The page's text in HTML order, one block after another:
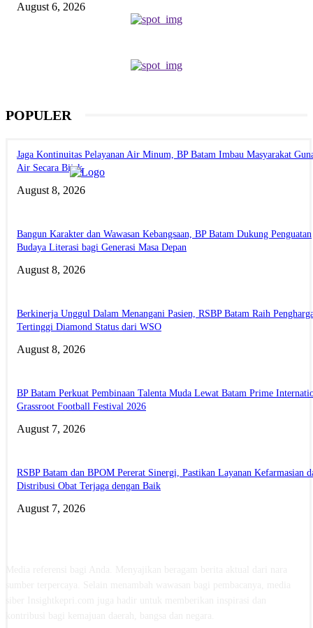
August 6, 2026
POPULER
Jaga Kontinuitas Pelayanan Air Minum, BP Batam Imbau Masyarakat
Air Secara Bijak
August 8, 2026
Bangun Karakter dan Wawasan Kebangsaan, BP Batam Dukung Penguatan
Budaya Literasi bagi Generasi Masa Depan
August 8, 2026
Berkinerja Unggul Dalam Menangani Pasien, RSBP Batam Raih
Tertinggi Diamond Status dari WSO
August 8, 2026
BP Batam Perkuat Pembinaan Talenta Muda Lewat Batam Prime
Grassroot Football Festival 2026
August 7, 2026
RSBP Batam dan BPOM Pererat Sinergi, Pastikan Layanan Kefarmasian
Distribusi Obat Terjaga dengan Baik
August 7, 2026